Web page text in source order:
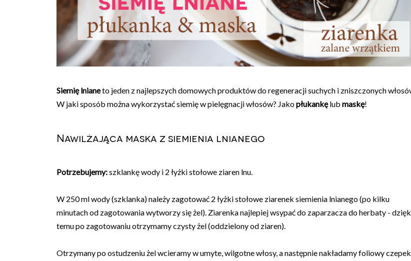
Siemię lnianeto jeden z najlepszych domowych produktów do regeneracji suchych i zniszczonych
W jaki sposób można wykorzystać siemię w pielęgnacji włosów? Jakopłukankęlub maskę!
Nawilżająca maska z siemienia lnianego
Potrzebujemy:szklankę wody i 2 łyżki stołowe ziaren lnu.
W 250 ml wody (szklanka) należy zagotować 2 łyżki stołowe ziarenek siemienia lnianego (po kilku
minutach od zagotowania wytworzy się żel). Ziarenka najlepiej wsypać do zaparzacza do herbaty -
temu po zagotowaniu otrzymamy czysty żel (oddzielony od ziaren).
Otrzymany po ostudzeniu żel wcieramy w umyte, wilgotne włosy, a następnie nakładamy foliowy